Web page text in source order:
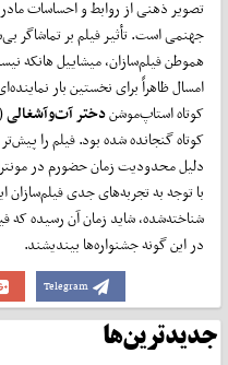
تصویر ذهنی از روابط و احساسات
جهنمی است. تأثیر فیلم بر تماشاگر
هموطن فیلم‌سازان، ‌میشاییل هانکه
امسال ظاهراً برای نخستین بار
کوتاه استاپ‌موشندختر آتوآشغالی
کوتاه گنجانده شده بود. فیلم را
دلیل محدودیت زمان حضورم در
با توجه به تجربه‌های جدی فیلم‌سازان
شناخته‌شده، شاید زمان آن رسیده که
در این گونه جشنواره‌ها بیندیشند.
Telegram
جدیدترین‌ها